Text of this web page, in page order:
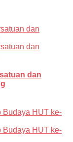
dan